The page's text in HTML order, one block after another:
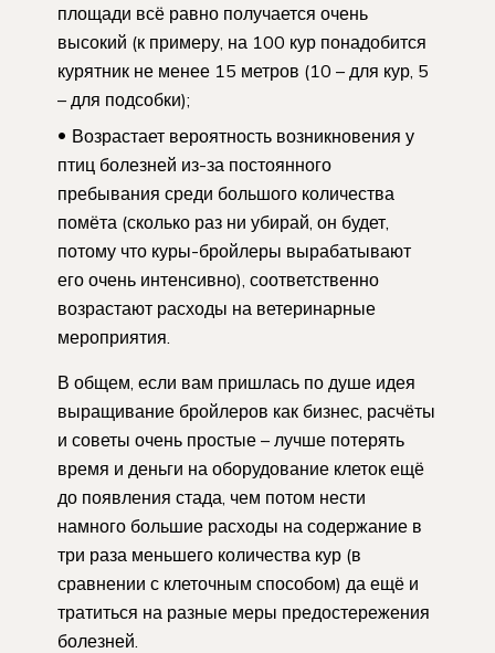
площади всё равно получается очень
высокий (к примеру, на 100 кур понадобится
курятник не менее 15 метров (10 – для кур, 5
– для подсобки);
Возрастает вероятность возникновения у
птиц болезней из-за постоянного
пребывания среди большого количества
помёта (сколько раз ни убирай, он будет,
потому что куры-бройлеры вырабатывают
его очень интенсивно), соответственно
возрастают расходы на ветеринарные
мероприятия.
В общем, если вам пришлась по душе идея
выращивание бройлеров как бизнес, расчёты
и советы очень простые – лучше потерять
время и деньги на оборудование клеток ещё
до появления стада, чем потом нести
намного большие расходы на содержание в
три раза меньшего количества кур (в
сравнении с клеточным способом) да ещё и
тратиться на разные меры предостережения
болезней.